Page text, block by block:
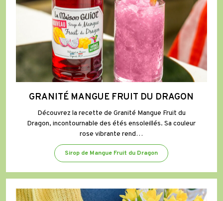
GRANITÉ MANGUE FRUIT DU DRAGON
Découvrez la recette de Granité Mangue Fruit du
Dragon, incontournable des étés ensoleillés. Sa couleur
rose vibrante rend…
Sirop de Mangue Fruit du Dragon
Biscuits